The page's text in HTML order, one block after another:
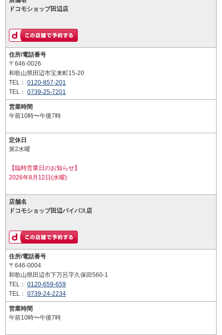
ドコモショップ田辺店
住所/電話番号
〒646-0026
和歌山県田辺市宝来町15-20
TEL： 0120-857-201
TEL： 0739-25-7201
営業時間
午前10時〜午後7時
定休日
第2水曜
【臨時営業日のお知らせ】
2026年8月12日(水曜)
店舗名
ドコモショップ田辺バイパス店
住所/電話番号
〒646-0004
和歌山県田辺市下万呂字久保田560-1
TEL： 0120-659-659
TEL： 0739-24-2234
営業時間
午前10時〜午後7時